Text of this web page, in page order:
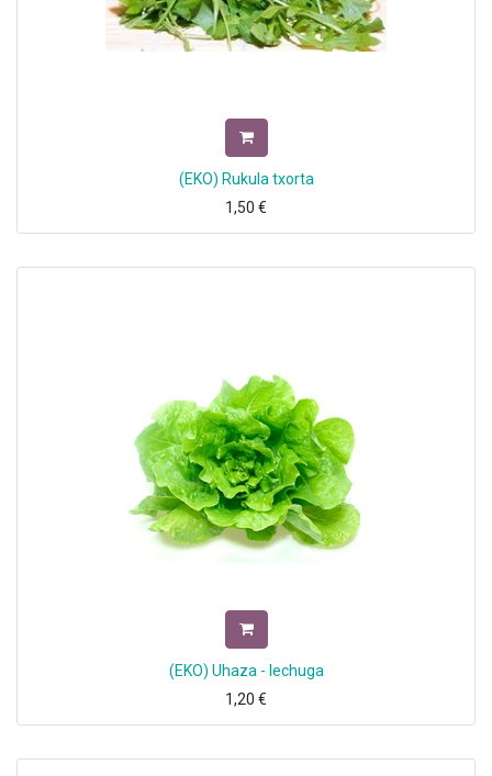
(EKO) Rukula txorta
1,50 €
(EKO) Uhaza - lechuga
1,20 €